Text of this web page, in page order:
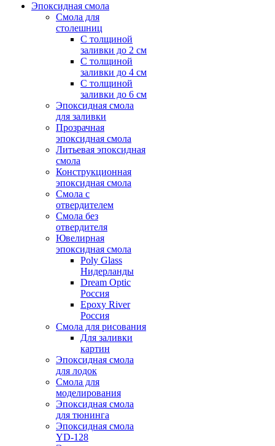
Эпоксидная смола
Смола для
столешниц
С толщиной
заливки до 2 см
С толщиной
заливки до 4 см
С толщиной
заливки до 6 см
Эпоксидная смола
для заливки
Прозрачная
эпоксидная смола
Литьевая эпоксидная
смола
Конструкционная
эпоксидная смола
Смола с
отвердителем
Смола без
отвердителя
Ювелирная
эпоксидная смола
Poly Glass
Нидерланды
Dream Optic
Россия
Epoxy River
Россия
Смола для рисования
Для заливки
картин
Эпоксидная смола
для лодок
Смола для
моделирования
Эпоксидная смола
для тюнинга
Эпоксидная смола
YD-128